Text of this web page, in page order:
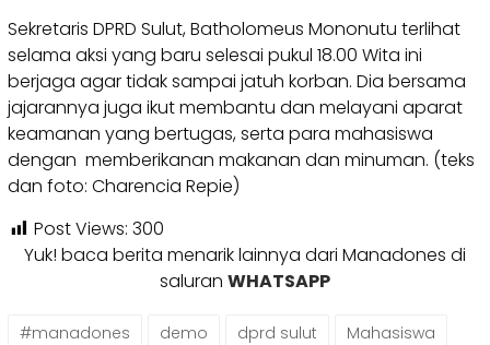
Sekretaris DPRD Sulut, Batholomeus Mononutu terlihat
selama aksi yang baru selesai pukul 18.00 Wita ini
berjaga agar tidak sampai jatuh korban. Dia bersama
jajarannya juga ikut membantu dan melayani aparat
keamanan yang bertugas, serta para mahasiswa
dengan memberikanan makanan dan minuman. (teks
dan foto: Charencia Repie)
Post Views: 300
Yuk! baca berita menarik lainnya dari Manadones di
saluran WHATSAPP
#manadones demo dprd sulut
Mahasiswa